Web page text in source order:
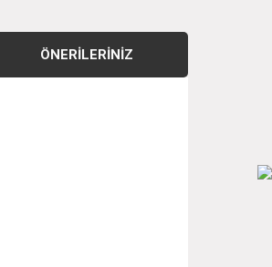
ÖNERILERINIZ